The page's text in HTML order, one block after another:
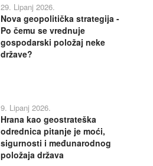
29. Lipanj 2026.
Nova geopolitička strategija -
Po čemu se vrednuje
gospodarski položaj neke
države?
9. Lipanj 2026.
Hrana kao geostrateška
odrednica pitanje je moći,
sigurnosti i međunarodnog
položaja država